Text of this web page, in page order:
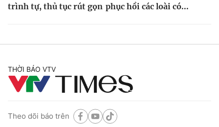
trình tự, thủ tục rút gọn phục hồi các loài có...
THỜI BÁO VTV
Theo dõi báo trên